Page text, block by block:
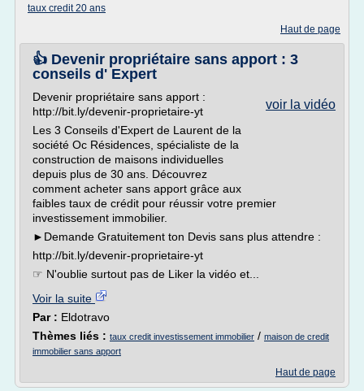
taux credit 20 ans
Haut de page
👍 Devenir propriétaire sans apport : 3
conseils d' Expert
voir la vidéo
Devenir propriétaire sans apport :
http://bit.ly/devenir-proprietaire-yt
Les 3 Conseils d'Expert de Laurent de la
société Oc Résidences, spécialiste de la
construction de maisons individuelles
depuis plus de 30 ans. Découvrez
comment acheter sans apport grâce aux
faibles taux de crédit pour réussir votre premier
investissement immobilier.
►Demande Gratuitement ton Devis sans plus attendre :
http://bit.ly/devenir-proprietaire-yt
☞ N'oublie surtout pas de Liker la vidéo et...
Voir la suite
Par : Eldotravo
Thèmes liés : taux credit investissement immobilier / maison de credit
immobilier sans apport
Haut de page